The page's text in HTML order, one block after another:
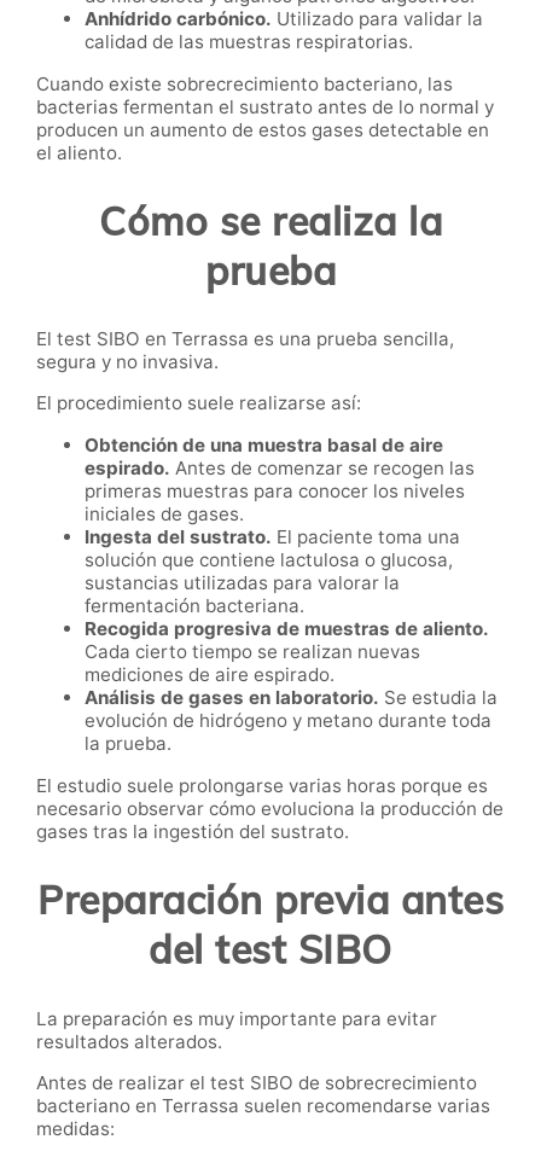
Anhídrido carbónico. Utilizado para validar la
calidad de las muestras respiratorias.
Cuando existe sobrecrecimiento bacteriano, las
bacterias fermentan el sustrato antes de lo normal y
producen un aumento de estos gases detectable en
el aliento.
Cómo se realiza la
prueba
El test SIBO en Terrassa es una prueba sencilla,
segura y no invasiva.
El procedimiento suele realizarse así:
Obtención de una muestra basal de aire
espirado. Antes de comenzar se recogen las
primeras muestras para conocer los niveles
iniciales de gases.
Ingesta del sustrato. El paciente toma una
solución que contiene lactulosa o glucosa,
sustancias utilizadas para valorar la
fermentación bacteriana.
Recogida progresiva de muestras de aliento.
Cada cierto tiempo se realizan nuevas
mediciones de aire espirado.
Análisis de gases en laboratorio. Se estudia la
evolución de hidrógeno y metano durante toda
la prueba.
El estudio suele prolongarse varias horas porque es
necesario observar cómo evoluciona la producción de
gases tras la ingestión del sustrato.
Preparación previa antes
del test SIBO
La preparación es muy importante para evitar
resultados alterados.
Antes de realizar el test SIBO de sobrecrecimiento
bacteriano en Terrassa suelen recomendarse varias
medidas: